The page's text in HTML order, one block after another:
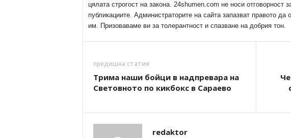
цялата строгост на закона. 24shumen.com не носи отговорност
публикациите. Администраторите на сайта запазват правото да
им. Призоваваме ви за толерантност и спазване на добрия тон.
предишна статия
Трима наши бойци в надпревара на
Световното по кикбокс в Сараево
redaktor